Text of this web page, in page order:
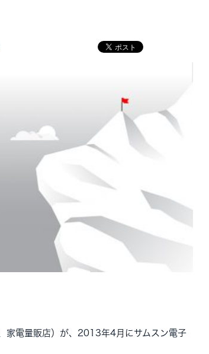
家電量販店）が、2013年4月にサムスン電子